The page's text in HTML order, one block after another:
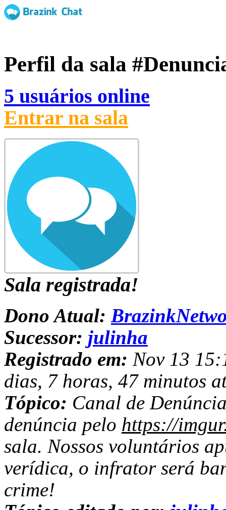
Perfil da sala
5 usuários online
Entrar na sala
Sala registrada!
Dono Atual:
Sucessor: julinha
Registrado em: Nov 13
dias, 7 horas, 47 minutos
Tópico: Canal de
denúncia pelo https://
sala. Nossos voluntários
verídica, o infrator será
crime!